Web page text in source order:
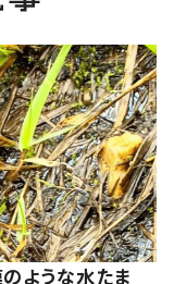
ような水たま